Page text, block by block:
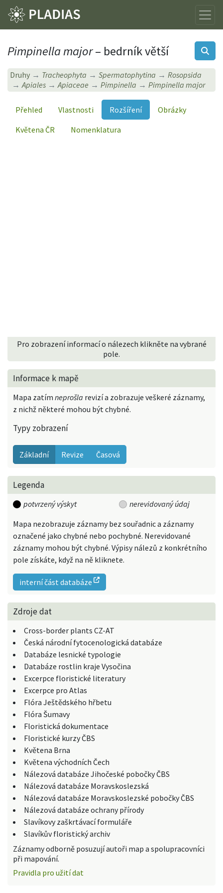
Pimpinella major– bedrník větší
Druhy Tracheophyta Spermatophytina
Rosopsida
Apiales
Apiaceae Pimpinella Pimpinella major
Přehled Vlastnosti Rozšíření
Obrázky
Květena ČR
Nomenklatura
Pro zobrazení informací o nálezech klikněte na vybrané
pole.
Informace k mapě
Mapa zatímneprošla revizí a zobrazuje veškeré záznamy,
z nichž některé mohou být chybné.
Typy zobrazení
Základní Revize Časová
Legenda
potvrzený výskyt
nerevidovaný údaj
Mapa nezobrazuje záznamy bez souřadnic a záznamy
označené jako chybné nebo pochybné. Nerevidované
záznamy mohou být chybné. Výpisy nálezů z konkrétního
pole získáte, když na ně kliknete.
interní část databáze
Zdroje dat
Cross-border plants CZ-AT
Česká národní fytocenologická databáze
Databáze lesnické typologie
Databáze rostlin kraje Vysočina
Excerpce floristické literatury
Excerpce pro Atlas
Flóra Ještědského hřbetu
Flóra Šumavy
Floristická dokumentace
Floristické kurzy ČBS
Květena Brna
Květena východních Čech
Nálezová databáze Jihočeské pobočky ČBS
Nálezová databáze Moravskoslezská
Nálezová databáze Moravskoslezské pobočky ČBS
Nálezová databáze ochrany přírody
Slavíkovy zaškrtávací formuláře
Slavíkův floristický archiv
Záznamy odborně posuzují autoři map a spolupracovníci
při mapování.
Pravidla pro užití dat